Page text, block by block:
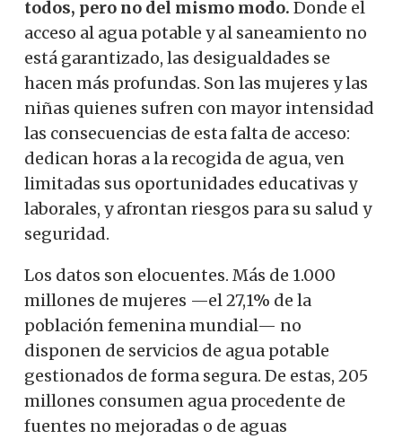
todos, pero no del mismo modo. Donde el
acceso al agua potable y al saneamiento no
está garantizado, las desigualdades se
hacen más profundas. Son las mujeres y las
niñas quienes sufren con mayor intensidad
las consecuencias de esta falta de acceso:
dedican horas a la recogida de agua, ven
limitadas sus oportunidades educativas y
laborales, y afrontan riesgos para su salud y
seguridad.
Los datos son elocuentes. Más de 1.000
millones de mujeres —el 27,1% de la
población femenina mundial— no
disponen de servicios de agua potable
gestionados de forma segura. De estas, 205
millones consumen agua procedente de
fuentes no mejoradas o de aguas